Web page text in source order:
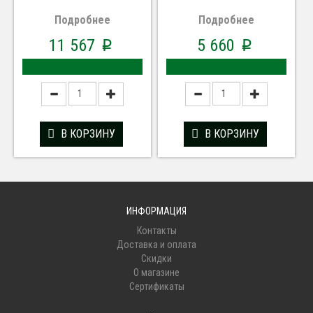
Подробнее
11 567 p
В КОРЗИНУ
Подробнее
5 660 p
В КОРЗИНУ
ИНФОРМАЦИЯ
Контакты
Доставка и оплата
Скидки
О магазине
Сертификаты